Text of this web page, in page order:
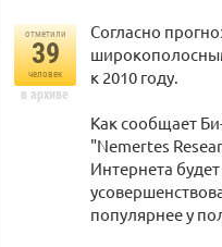
отметили
39
человек
в архиве
Согласно
к 2010 году.
Как сообщает
"Nemertes
Интернета
популярнее у